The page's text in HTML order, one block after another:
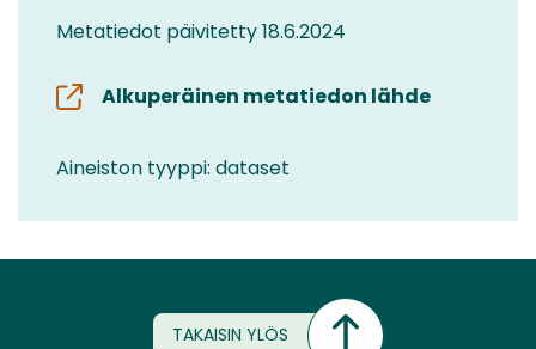
Metatiedot päivitetty 18.6.2024
Alkuperäinen metatiedon lähde
Aineiston tyyppi: dataset
TAKAISIN YLÖS